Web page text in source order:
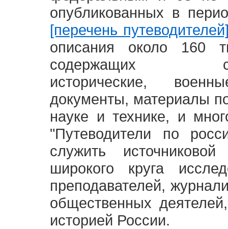
опубликованных в
[перечень
описания около 160
содержащих
исторические,
документы, материалы
науке и технике, и
"Путеводители по
служить
широкого круга
преподавателей,
общественных
историей России.